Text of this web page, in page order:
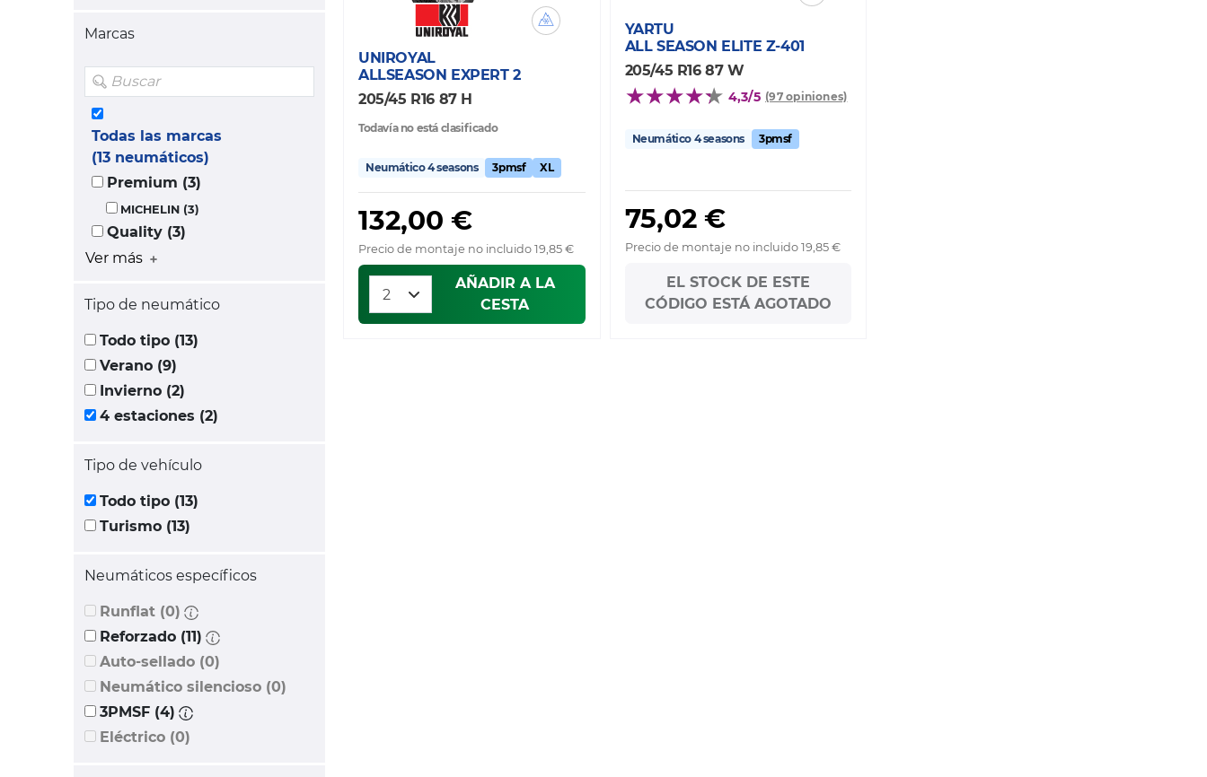
Marcas
Todas las marcas
(13 neumáticos)
Premium (3)
MICHELIN (3)
Quality (3)
Ver más
Tipo de neumático
Todo tipo (13)
Verano (9)
Invierno (2)
4 estaciones (2)
Tipo de vehículo
Todo tipo (13)
Turismo (13)
Neumáticos específicos
Runflat (0)
Reforzado (11)
Auto-sellado (0)
Neumático silencioso (0)
3PMSF (4)
Eléctrico (0)
UNIROYAL
ALLSEASON EXPERT 2
205/45 R16 87 H
Todavía no está clasificado
Neumático 4 seasons 3pmsf XL
132,00 €
Precio de montaje no incluido 19,85 €
AÑADIR A LA
CESTA
YARTU
ALL SEASON ELITE Z-401
205/45 R16 87 W
4,3/5 (97 opiniones)
Neumático 4 seasons 3pmsf
75,02 €
Precio de montaje no incluido 19,85 €
EL STOCK DE ESTE
CÓDIGO ESTÁ AGOTADO